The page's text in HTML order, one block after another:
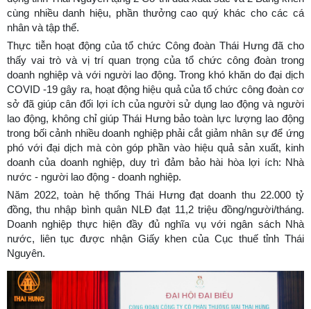
cùng nhiều danh hiệu, phần thưởng cao quý khác cho các cá
nhân và tập thể.
Thực tiễn hoạt động của tổ chức Công đoàn Thái Hưng đã cho
thấy vai trò và vị trí quan trọng của tổ chức công đoàn trong
doanh nghiệp và với người lao động. Trong khó khăn do đại dịch
COVID -19 gây ra, hoạt động hiệu quả của tổ chức công đoàn cơ
sở đã giúp cân đối lợi ích của người sử dụng lao động và người
lao động, không chỉ giúp Thái Hưng bảo toàn lực lượng lao động
trong bối cảnh nhiều doanh nghiệp phải cắt giảm nhân sự để ứng
phó với đại dịch mà còn góp phần vào hiệu quả sản xuất, kinh
doanh của doanh nghiệp, duy trì đảm bảo hài hòa lợi ích: Nhà
nước - người lao động - doanh nghiệp.
Năm 2022, toàn hệ thống Thái Hưng đạt doanh thu 22.000 tỷ
đồng, thu nhập bình quân NLĐ đạt 11,2 triệu đồng/người/tháng.
Doanh nghiệp thực hiện đầy đủ nghĩa vụ với ngân sách Nhà
nước, liên tục được nhận Giấy khen của Cục thuế tỉnh Thái
Nguyên.